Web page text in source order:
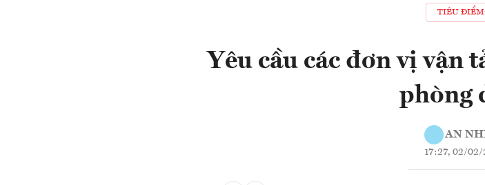
TIÊU ĐIỂM
Yêu cầu các đơn vị vận
phòng
AN
17:27, 02/02/